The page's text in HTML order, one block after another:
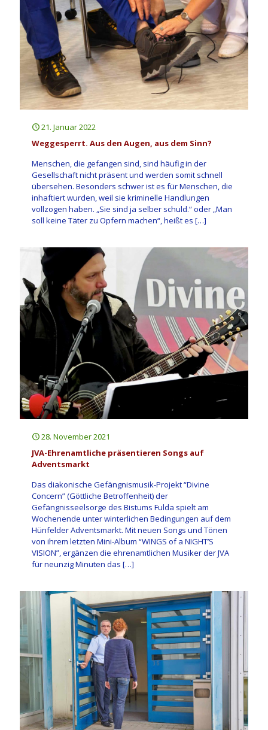
21. Januar 2022
Weggesperrt. Aus den Augen, aus dem Sinn?
Menschen, die gefangen sind, sind häufig in der
Gesellschaft nicht präsent und werden somit schnell
übersehen. Besonders schwer ist es für Menschen, die
inhaftiert wurden, weil sie kriminelle Handlungen
vollzogen haben. „Sie sind ja selber schuld.“ oder „Man
soll keine Täter zu Opfern machen“, heißt es […]
28. November 2021
JVA-Ehrenamtliche präsentieren Songs auf
Adventsmarkt
Das diakonische Gefängnismusik-Projekt “Divine
Concern” (Göttliche Betroffenheit) der
Gefängnisseelsorge des Bistums Fulda spielt am
Wochenende unter winterlichen Bedingungen auf dem
Hünfelder Adventsmarkt. Mit neuen Songs und Tönen
von ihrem letzten Mini-Album “WINGS of a NIGHT’S
VISION”, ergänzen die ehrenamtlichen Musiker der JVA
für neunzig Minuten das […]